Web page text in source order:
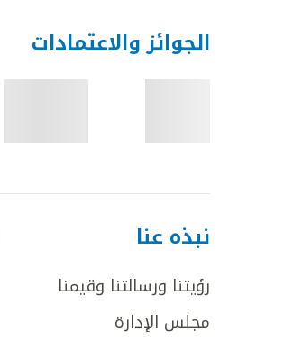
الجوائز والاعتمادات
نبذه عنا
رؤيتنا ورسالتنا وقيمنا
مجلس الإدارة